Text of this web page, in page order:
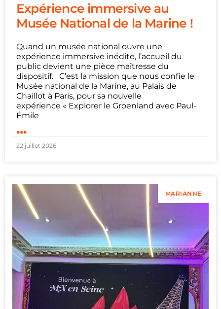
Expérience immersive au
Musée National de la Marine !
Quand un musée national ouvre une
expérience immersive inédite, l’accueil du
public devient une pièce maîtresse du
dispositif. C’est la mission que nous confie le
Musée national de la Marine, au Palais de
Chaillot à Paris, pour sa nouvelle
expérience « Explorer le Groenland avec Paul-
Émile
...
22 juillet 2026
MARIANNE